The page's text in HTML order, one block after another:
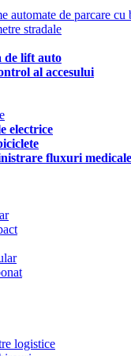
automate de parcare cu
stradale
lift auto
al accesului
electrice
fluxuri medicale
logistice